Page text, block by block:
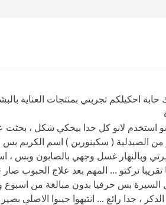
احكيلكم تجربتي بمنتجات العناية
شو استخدم لانو كل حدا بيحكي شكل ، بحثت
من الصيدلية ( سكينورين ) اسم الكريم بس
وبالنهار غسل وجهي بالصابون وبس ،
تركتو ... المهم بعد علاج الحبوب صار
السيرة بس حرفيا بدون مبالغة من اسبوع
، جدا رائع ... انتبهوا جيبوا الاصلي بصير